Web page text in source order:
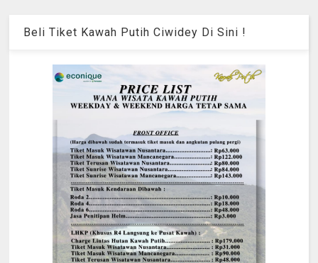
Beli Tiket Kawah Putih Ciwidey Di Sini !